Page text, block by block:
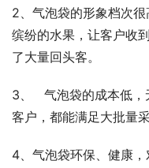
2、气泡袋的形象档次
缤纷的水果，让客户收
了大量回头客。
3、   气泡袋的成本低
客户，都能满足大批量
4、气泡袋环保、健康